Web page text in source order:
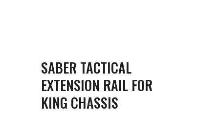
SABER TACTICAL
EXTENSION RAIL FOR
KING CHASSIS